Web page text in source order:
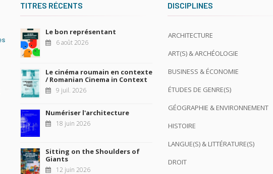
TITRES RÉCENTS
Le bon représentant
6 août 2026
Le cinéma roumain en contexte
/ Romanian Cinema in Context
9 juil. 2026
Numériser l'architecture
18 juin 2026
Sitting on the Shoulders of
Giants
12 juin 2026
DISCIPLINES
ARCHITECTURE
ART(S) & ARCHÉOLOGIE
BUSINESS & ÉCONOMIE
ÉTUDES DE GENRE(S)
GÉOGRAPHIE & ENVIRONNEMENT
HISTOIRE
LANGUE(S) & LITTÉRATURE(S)
DROIT